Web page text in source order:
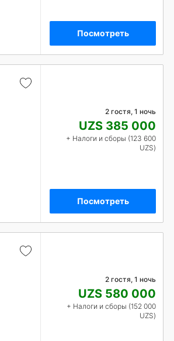
Посмотреть
2 гостя, 1 ночь
UZS 385 000
+ Налоги и сборы (123 600
UZS)
Посмотреть
2 гостя, 1 ночь
UZS 580 000
+ Налоги и сборы (152 000
UZS)